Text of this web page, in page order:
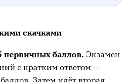
скачками
первичных баллов. Экзамен
с кратким ответом —
Затем идёт вторая